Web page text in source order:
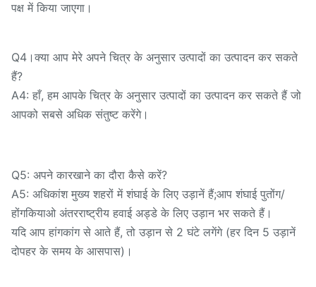
पक्ष में किया जाएगा।
Q4।क्या आप मेरे अपने चित्र के अनुसार उत्पादों का उत्पादन कर सकते
हैं?
A4: हाँ, हम आपके चित्र के अनुसार उत्पादों का उत्पादन कर सकते हैं जो
आपको सबसे अधिक संतुष्ट करेंगे।
Q5: अपने कारखाने का दौरा कैसे करें?
A5: अधिकांश मुख्य शहरों में शंघाई के लिए उड़ानें हैं;आप शंघाई पुतोंग/
होंगकियाओ अंतरराष्ट्रीय हवाई अड्डे के लिए उड़ान भर सकते हैं।
यदि आप हांगकांग से आते हैं, तो उड़ान से 2 घंटे लगेंगे (हर दिन 5 उड़ानें
दोपहर के समय के आसपास)।